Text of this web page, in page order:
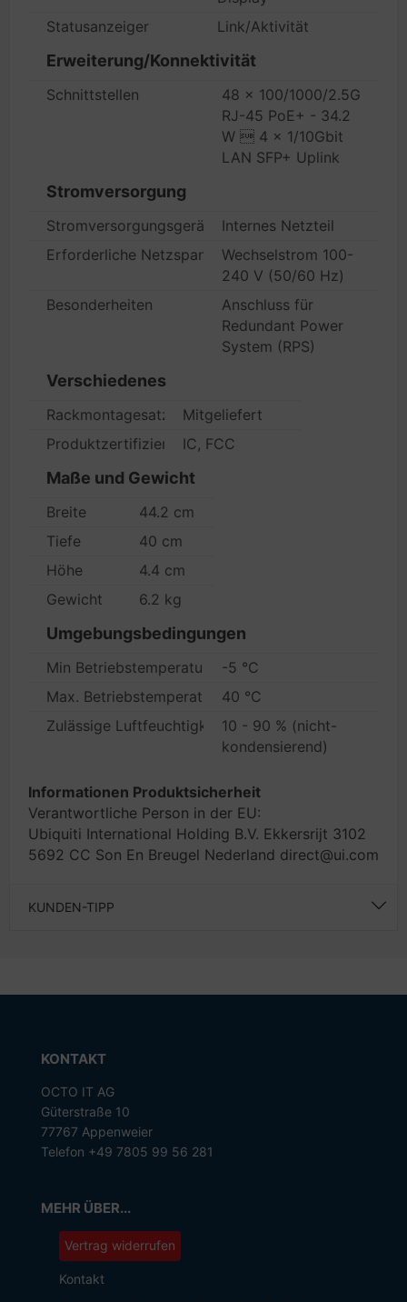
Statusanzeiger
Link/Aktivität
Erweiterung/Konnektivität
Schnittstellen
48 x 100/1000/2.5G
RJ-45 PoE+ - 34.2
W  4 x 1/10Gbit
LAN SFP+ Uplink
Stromversorgung
Stromversorgungsgerät
Internes Netzteil
Erforderliche NetzspannungWechselstrom 100-
240 V (50/60 Hz)
Besonderheiten
Anschluss für
Redundant Power
System (RPS)
Verschiedenes
Rackmontagesatz
Mitgeliefert
ProduktzertifizierungenIC, FCC
Maße und Gewicht
Breite
44.2 cm
Tiefe
40 cm
Höhe
4.4 cm
Gewicht
6.2 kg
Umgebungsbedingungen
Min Betriebstemperatur
-5 °C
Max. Betriebstemperatur
40 °C
Zulässige Luftfeuchtigkeit im Betrieb
10 - 90 % (nicht-
kondensierend)
Informationen Produktsicherheit
Verantwortliche Person in der EU:
Ubiquiti International Holding B.V. Ekkersrijt 3102
5692 CC Son En Breugel Nederland direct@ui.com
KUNDEN-TIPP
KONTAKT
OCTO IT AG
Güterstraße 10
77767 Appenweier
Telefon +49 7805 99 56 281
MEHR ÜBER...
Vertrag widerrufen
Kontakt